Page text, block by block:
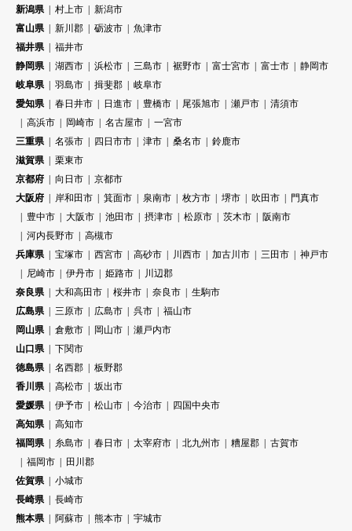
新潟県 村上市
新潟市
富山県
新川郡 砺波市
魚津市
福井県
福井市
静岡県
湖西市 浜松市 三島市 裾野市 富士宮市 富士市
静岡市
岐阜県
羽島市 揖斐郡
岐阜市
愛知県
春日井市 日進市 豊橋市 尾張旭市 瀬戸市
清須市
高浜市
岡崎市 名古屋市
一宮市
三重県
名張市 四日市市 津市 桑名市
鈴鹿市
滋賀県
栗東市
京都府
向日市
京都市
大阪府
岸和田市 箕面市 泉南市 枚方市 堺市 吹田市
門真市
豊中市
大阪市 池田市 摂津市 松原市 茨木市
阪南市
河内長野市
高槻市
兵庫県
宝塚市 西宮市 高砂市 川西市 加古川市 三田市
神戸市
尼崎市
伊丹市 姫路市
川辺郡
奈良県
大和高田市 桜井市 奈良市
生駒市
広島県
三原市 広島市 呉市
福山市
岡山県
倉敷市 岡山市
瀬戸内市
山口県
下関市
徳島県
名西郡
板野郡
香川県
高松市
坂出市
愛媛県
伊予市 松山市 今治市
四国中央市
高知県
高知市
福岡県
糸島市 春日市 太宰府市 北九州市 糟屋郡
古賀市
福岡市
田川郡
佐賀県
小城市
長崎県
長崎市
熊本県
阿蘇市 熊本市
宇城市